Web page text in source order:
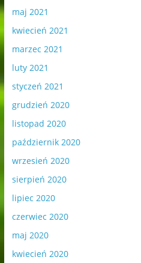
maj 2021
kwiecień 2021
marzec 2021
luty 2021
styczeń 2021
grudzień 2020
listopad 2020
październik 2020
wrzesień 2020
sierpień 2020
lipiec 2020
czerwiec 2020
maj 2020
kwiecień 2020